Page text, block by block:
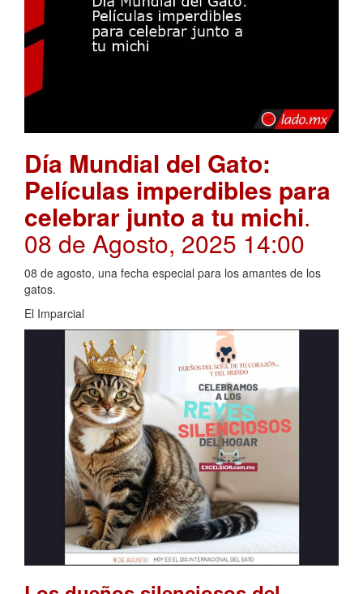
Día Mundial del Gato:
Películas imperdibles para
celebrar junto a tu michi.
08 de Agosto, 2025 14:00
08 de agosto, una fecha especial para los amantes de los
gatos.
El Imparcial